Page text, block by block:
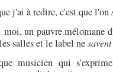
j'ai à redire, c'est que l'on
moi, un pauvre mélomane
salles et le label ne
musicien qui